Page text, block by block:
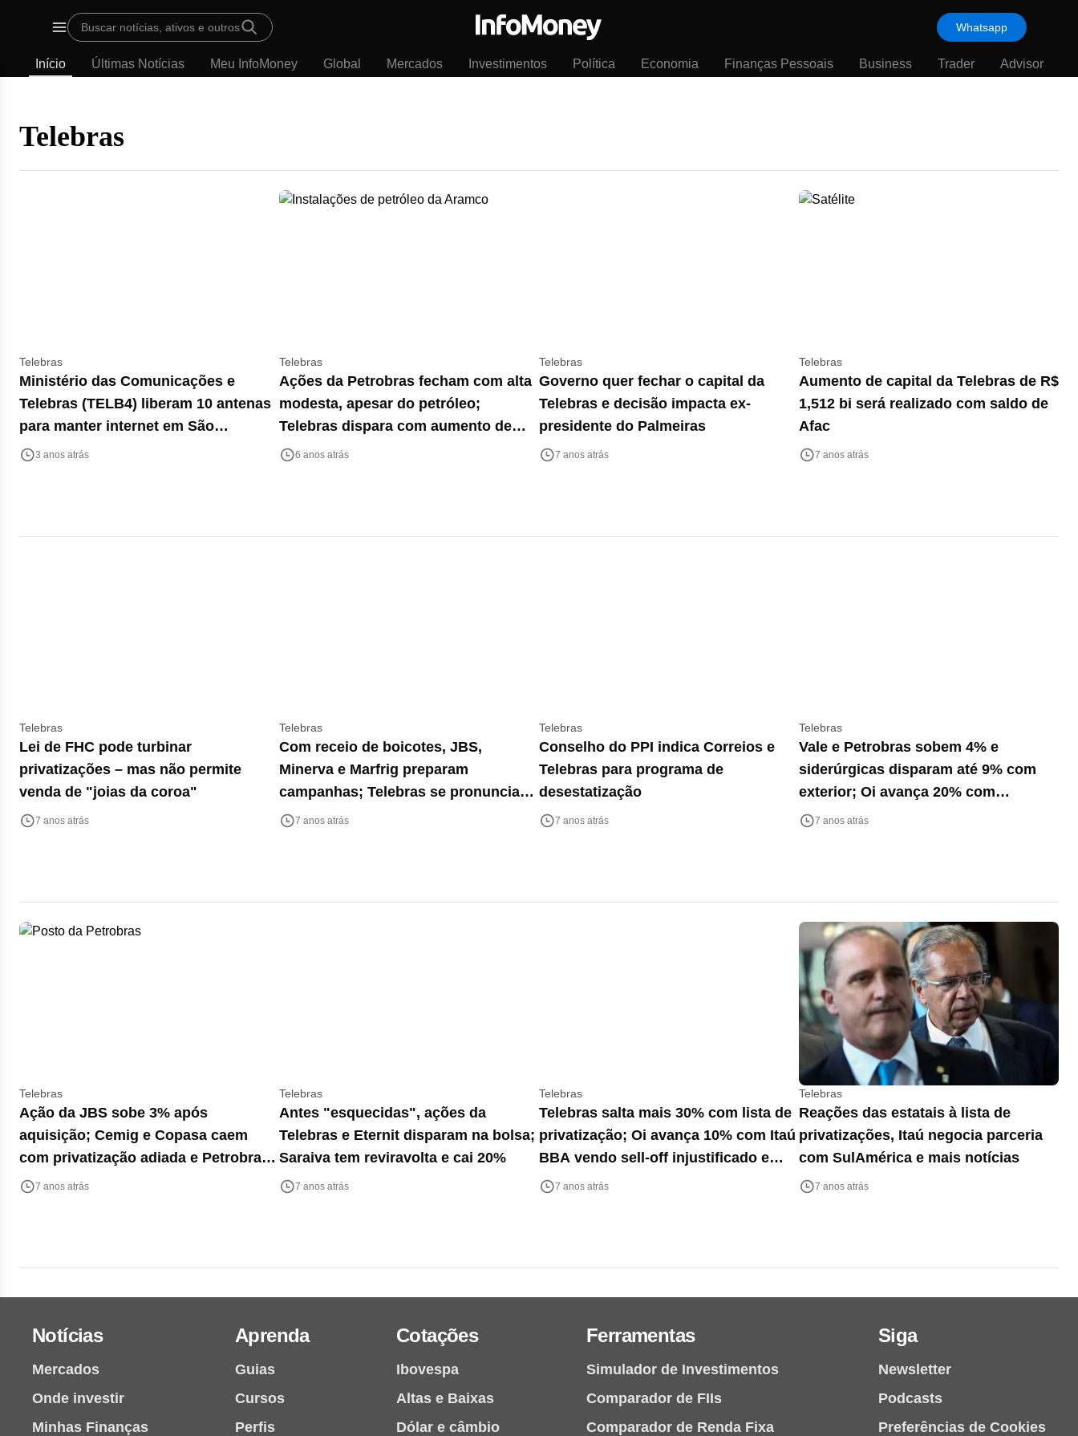
Últimas
InfoMoney
Menu
Buscar notícias, ativos e outros Whatsapp
Início Últimas Notícias Meu InfoMoney Global Mercados Investimentos Política Economia Finanças Pessoais Business Trader Advisor
Telebras
Telebras
Ministério das Comunicações e
Telebras (TELB4) liberam 10 antenas
para manter internet em São
Sebastião após chuvas
3 anos atrás
Telebras
Ações da Petrobras fecham com alta
modesta, apesar do petróleo;
Telebras dispara com aumento de
capital e IRB cai 8,5%
6 anos atrás
Telebras
Governo quer fechar o capital da
Telebras e decisão impacta ex-
presidente do Palmeiras
7 anos atrás
Telebras
Aumento de capital da Telebras de R$
1,512 bi será realizado com saldo de
Afac
7 anos atrás
Telebras
Lei de FHC pode turbinar
privatizações – mas não permite
venda de "joias da coroa"
7 anos atrás
Telebras
Com receio de boicotes, JBS,
Minerva e Marfrig preparam
campanhas; Telebras se pronuncia
sobre possível OPA e mais destaques
7 anos atrás
Telebras
Conselho do PPI indica Correios e
Telebras para programa de
desestatização
7 anos atrás
Telebras
Vale e Petrobras sobem 4% e
siderúrgicas disparam até 9% com
exterior; Oi avança 20% com
interesse da AT&T
7 anos atrás
Telebras
Ação da JBS sobe 3% após
aquisição; Cemig e Copasa caem
com privatização adiada e Petrobras
avança com petróleo
7 anos atrás
Telebras
Antes "esquecidas", ações da
Telebras e Eternit disparam na bolsa;
Saraiva tem reviravolta e cai 20%
7 anos atrás
Telebras
Telebras salta mais 30% com lista de
privatização; Oi avança 10% com Itaú
BBA vendo sell-off injustificado e
Eletrobras volta a subir
7 anos atrás
Telebras
Reações das estatais à lista de
privatizações, Itaú negocia parceria
com SulAmérica e mais notícias
7 anos atrás
Notícias
Mercados
Onde investir
Minhas Finanças
Aprenda
Guias
Cursos
Perfis
Cotações
Ibovespa
Altas e Baixas
Dólar e câmbio
Ferramentas
Simulador de Investimentos
Comparador de FIIs
Comparador de Renda Fixa
Siga
Newsletter
Podcasts
Preferências de Cookies